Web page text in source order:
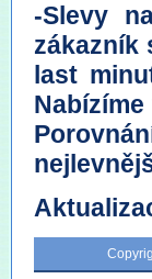
-Slevy
zákazník
last